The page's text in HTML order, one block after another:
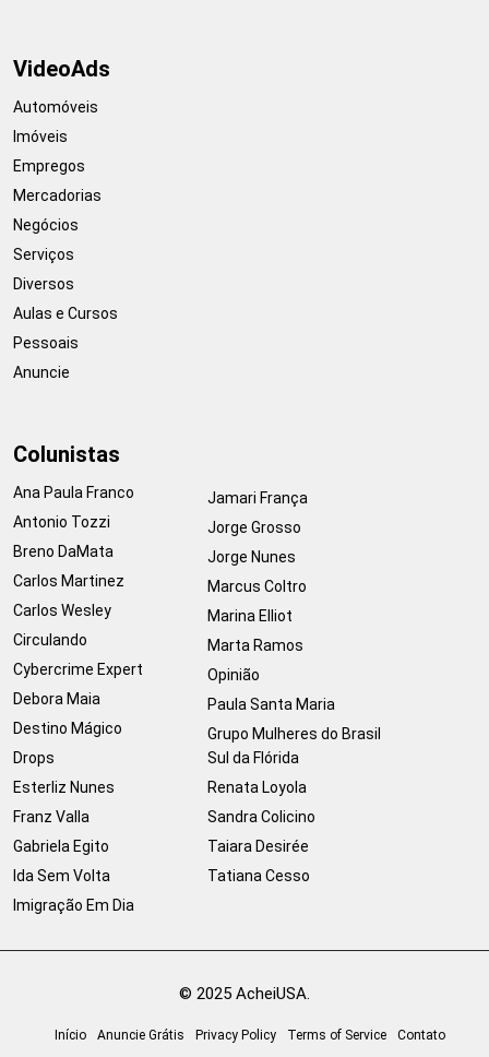
VideoAds
Automóveis
Imóveis
Empregos
Mercadorias
Negócios
Serviços
Diversos
Aulas e Cursos
Pessoais
Anuncie
Colunistas
Ana Paula Franco
Antonio Tozzi
Breno DaMata
Carlos Martinez
Carlos Wesley
Circulando
Cybercrime Expert
Debora Maia
Destino Mágico
Drops
Esterliz Nunes
Franz Valla
Gabriela Egito
Ida Sem Volta
Imigração Em Dia
Jamari França
Jorge Grosso
Jorge Nunes
Marcus Coltro
Marina Elliot
Marta Ramos
Opinião
Paula Santa Maria
Grupo Mulheres do Brasil
Sul da Flórida
Renata Loyola
Sandra Colicino
Taiara Desirée
Tatiana Cesso
© 2025 AcheiUSA.
Início Anuncie Grátis Privacy Policy Terms of Service Contato